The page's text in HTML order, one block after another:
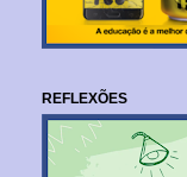
REFLEXÕES